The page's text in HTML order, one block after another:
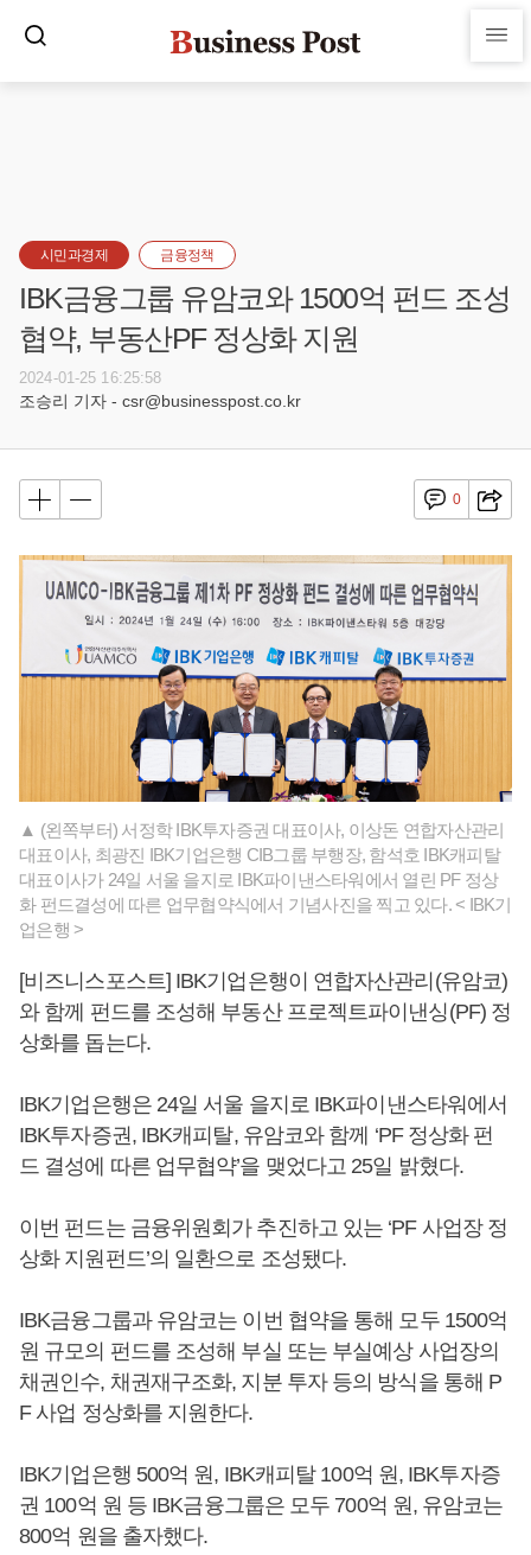
시민과경제 금융정책
IBK금융그룹 유암코와 1500억 펀드 조성
협약, 부동산PF 정상화 지원
2024-01-25 16:25:58
조승리 기자 - csr@businesspost.co.kr
0
▲ (왼쪽부터) 서정학 IBK투자증권 대표이사, 이상돈 연합자산관리
대표이사, 최광진 IBK기업은행 CIB그룹 부행장, 함석호 IBK캐피탈
대표이사가 24일 서울 을지로 IBK파이낸스타워에서 열린 PF 정상
화 펀드결성에 따른 업무협약식에서 기념사진을 찍고 있다. < IBK기
업은행 >
[비즈니스포스트] IBK기업은행이 연합자산관리(유암코)
와 함께 펀드를 조성해 부동산 프로젝트파이낸싱(PF) 정
상화를 돕는다.
IBK기업은행은 24일 서울 을지로 IBK파이낸스타워에서
IBK투자증권, IBK캐피탈, 유암코와 함께 ‘PF 정상화 펀
드 결성에 따른 업무협약’을 맺었다고 25일 밝혔다.
이번 펀드는 금융위원회가 추진하고 있는 ‘PF 사업장 정
상화 지원펀드’의 일환으로 조성됐다.
IBK금융그룹과 유암코는 이번 협약을 통해 모두 1500억
원 규모의 펀드를 조성해 부실 또는 부실예상 사업장의
채권인수, 채권재구조화, 지분 투자 등의 방식을 통해 P
F 사업 정상화를 지원한다.
IBK기업은행 500억 원, IBK캐피탈 100억 원, IBK투자증
권 100억 원 등 IBK금융그룹은 모두 700억 원, 유암코는
800억 원을 출자했다.